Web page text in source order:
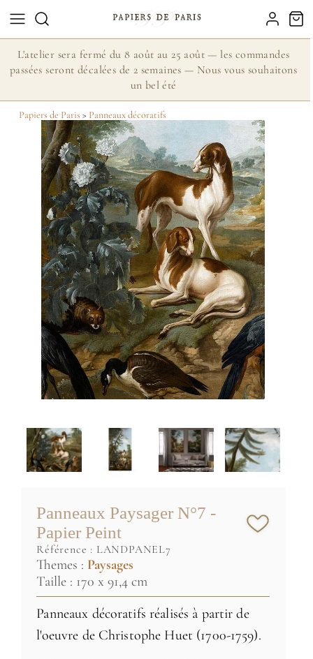
L'atelier sera fermé du 8 août au 25 août — les commandes
passées seront décalées de 2 semaines — Nous vous souhaitons
un bel été
Papiers de Paris > Panneaux décoratifs
Panneaux Paysager N°7 -
Papier Peint
référence : LANDPANEL7
Themes : Paysages
Taille : 170 x 91,4 cm
Panneaux décoratifs réalisés à partir de
l'oeuvre de Christophe Huet (1700-1759).